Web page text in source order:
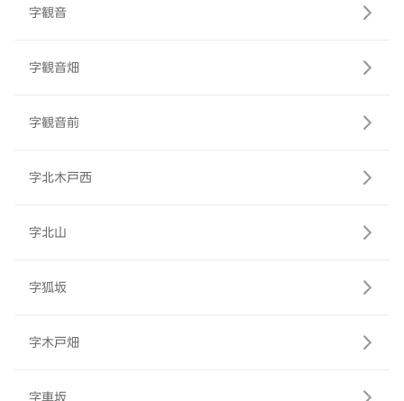
字観音
字観音畑
字観音前
字北木戸西
字北山
字狐坂
字木戸畑